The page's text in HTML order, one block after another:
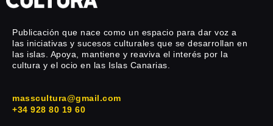
Publicación que nace como un espacio para dar voz a
las iniciativas y sucesos culturales que se desarrollan en
las islas. Apoya, mantiene y reaviva el interés por la
cultura y el ocio en las Islas Canarias.
masscultura@gmail.com
+34 928 80 19 60